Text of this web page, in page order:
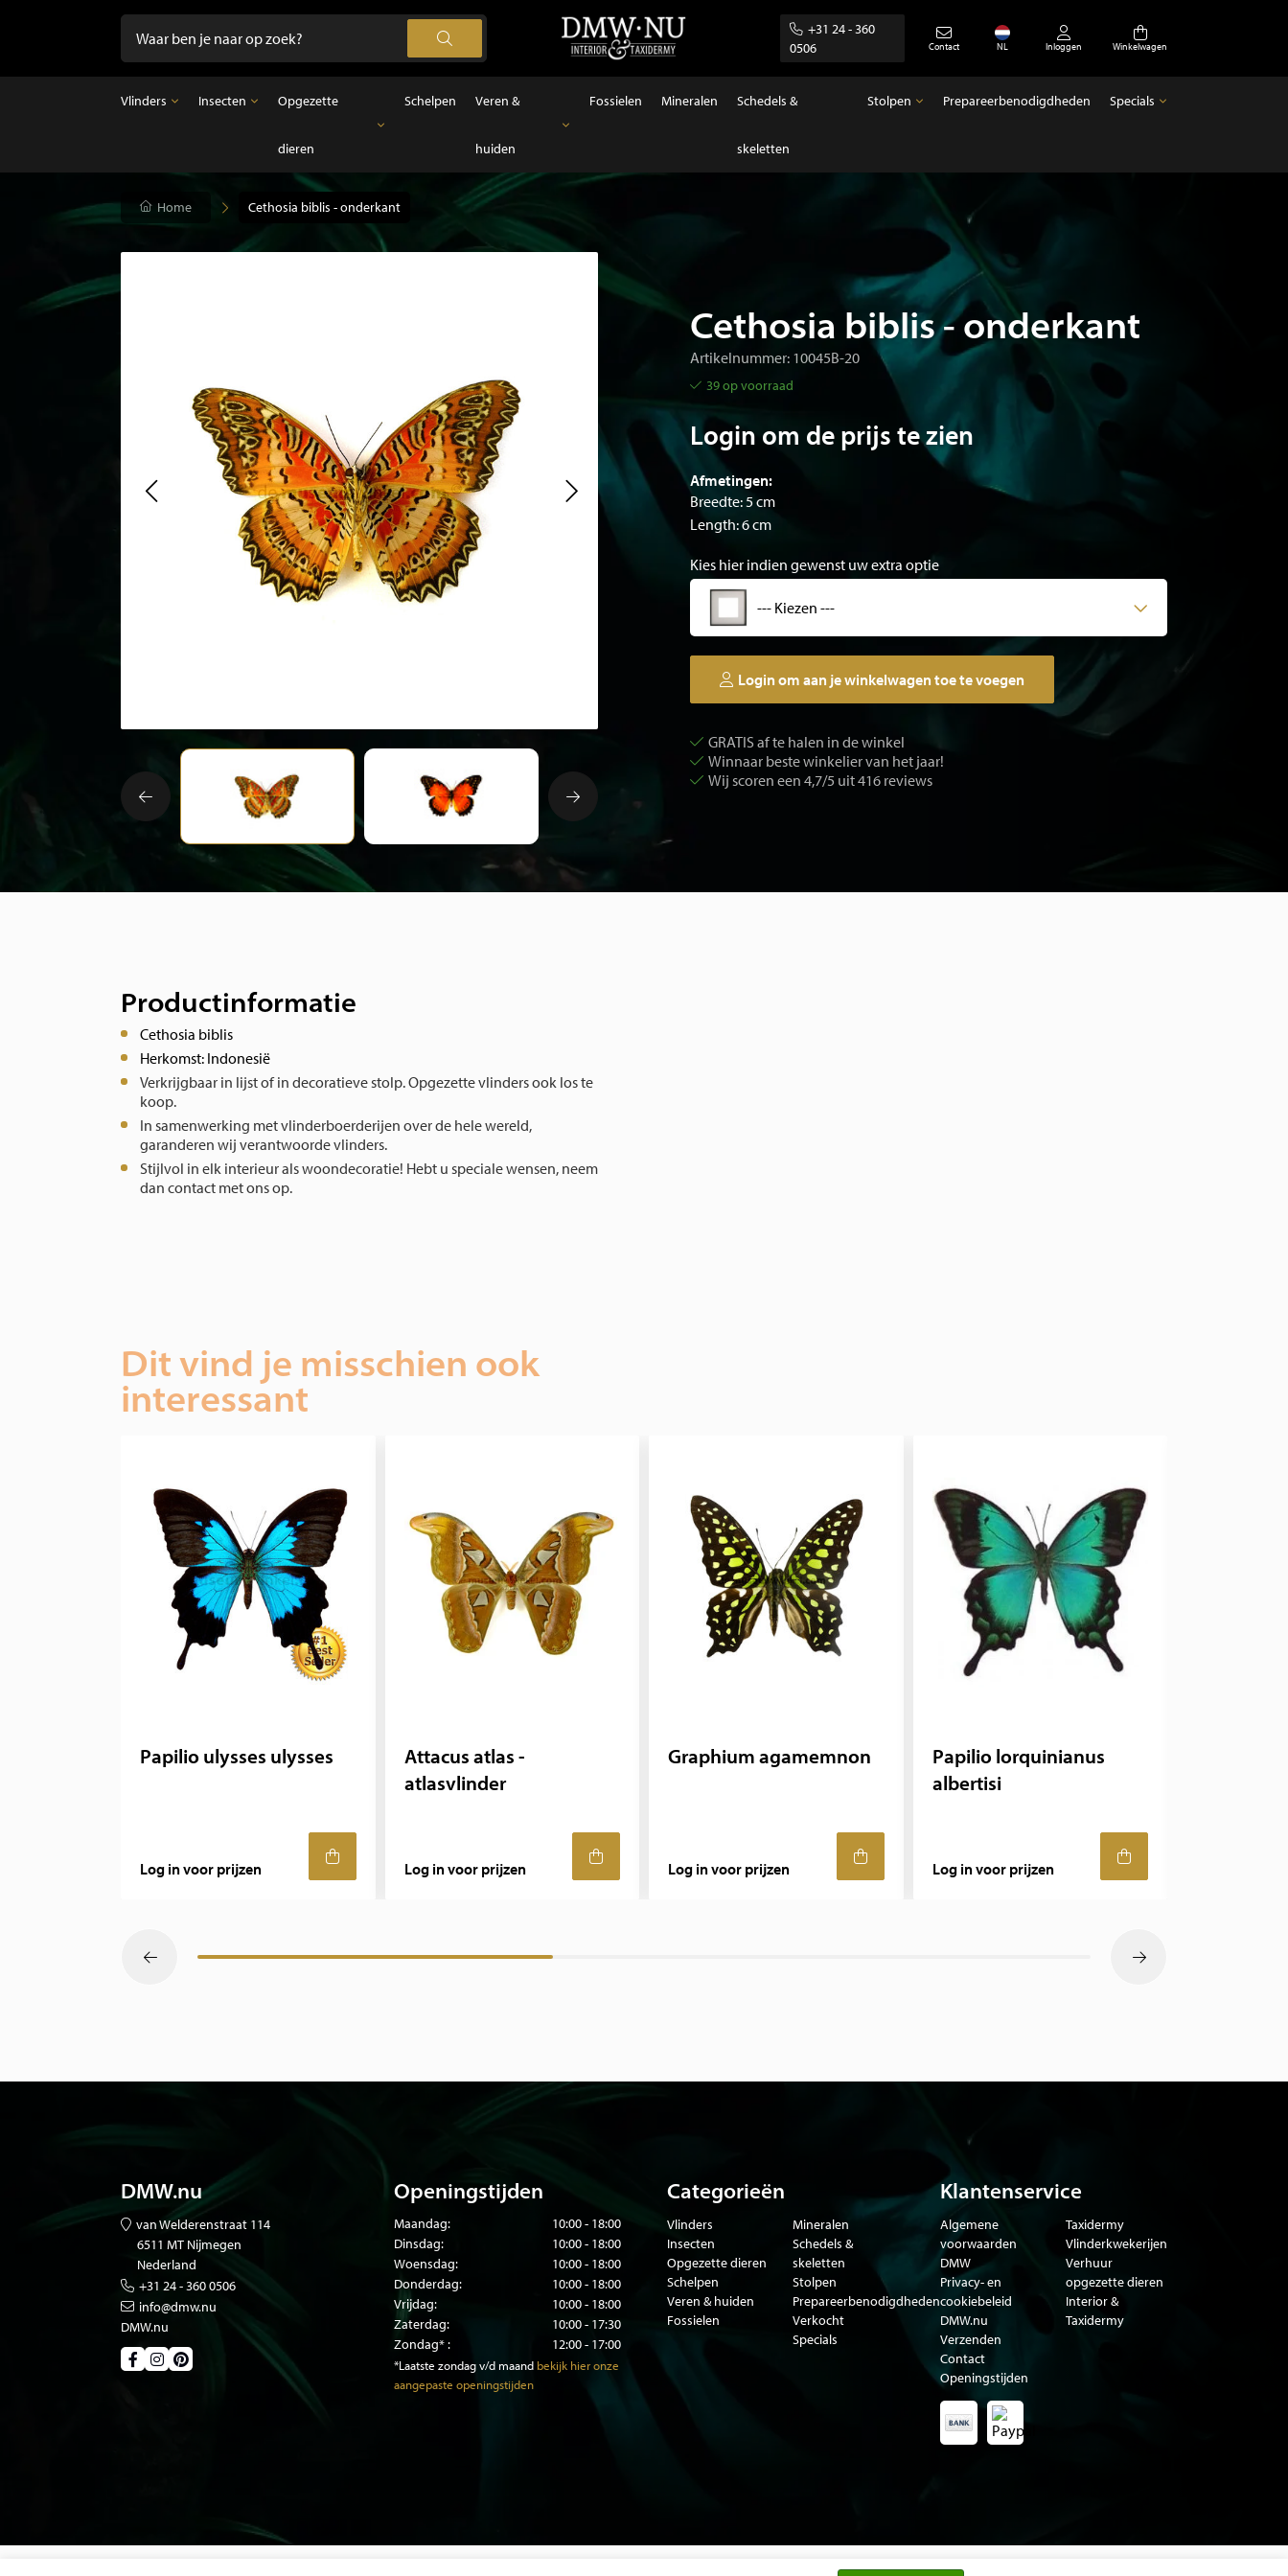
+31 24 - 360
0506
Contact NL Inloggen Winkelwagen
Vlinders
Vlinders in stolp
Insecten
Ongeprepareerde insecten
Opgezette
dieren
Opgezette vogels
Opgezette zoogdieren
Opgezette vissen
Schelpen Veren &
huiden
Veren
Fossielen Mineralen Schedels &
skeletten
Stolpen
Lege stolpen
Prepareerbenodigdheden Specials
Home Cethosia biblis - onderkant
Cethosia biblis - onderkant
Artikelnummer: 10045B-20
39 op voorraad
Login om de prijs te zien
Afmetingen:
Breedte: 5 cm
Length: 6 cm
Kies hier indien gewenst uw extra optie
--- Kiezen ---
Login om aan je winkelwagen toe te voegen
GRATIS af te halen in de winkel
Winnaar beste winkelier van het jaar!
Wij scoren een 4,7/5 uit 416 reviews
Productinformatie
Cethosia biblis
Herkomst: Indonesië
Verkrijgbaar in lijst of in decoratieve stolp. Opgezette vlinders ook los te
koop.
In samenwerking met vlinderboerderijen over de hele wereld,
garanderen wij verantwoorde vlinders.
Stijlvol in elk interieur als woondecoratie! Hebt u speciale wensen, neem
dan contact met ons op.
Dit vind je misschien ook
interessant
Papilio ulysses ulysses
Log in voor prijzen
Attacus atlas -
atlasvlinder
Log in voor prijzen
Graphium agamemnon
Log in voor prijzen
Papilio lorquinianus
albertisi
Log in voor prijzen
DMW.nu
van Welderenstraat 114
6511 MT Nijmegen
Nederland
+31 24 - 360 0506
info@dmw.nu
DMW.nu
Openingstijden
Maandag:
10:00 - 18:00
Dinsdag:
10:00 - 18:00
Woensdag:
10:00 - 18:00
Donderdag:
10:00 - 18:00
Vrijdag:
10:00 - 18:00
Zaterdag:
10:00 - 17:30
Zondag* :
12:00 - 17:00
*Laatste zondag v/d maand bekijk hier onze
aangepaste openingstijden
Categorieën
Vlinders
Insecten
Opgezette dieren
Schelpen
Veren & huiden
Fossielen
Mineralen
Schedels &
skeletten
Stolpen
Prepareerbenodigdheden
Verkocht
Specials
Klantenservice
Algemene
voorwaarden
DMW
Privacy- en
cookiebeleid
DMW.nu
Verzenden
Contact
Openingstijden
Taxidermy
Vlinderkwekerijen
Verhuur
opgezette dieren
Interior &
Taxidermy